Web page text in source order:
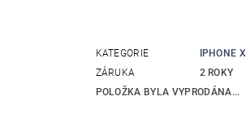
KATEGORIE
IPHONE X
ZÁRUKA
2 ROKY
POLOŽKA BYLA VYPRODÁNA...